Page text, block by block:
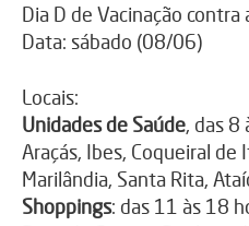
Dia D de Vacinação
Data: sábado (08/06)
Locais:
Unidades de Saúde, das 8
Araçás, Ibes, Coqueiral de
Marilândia, Santa Rita,
Shoppings: das 11 às 18